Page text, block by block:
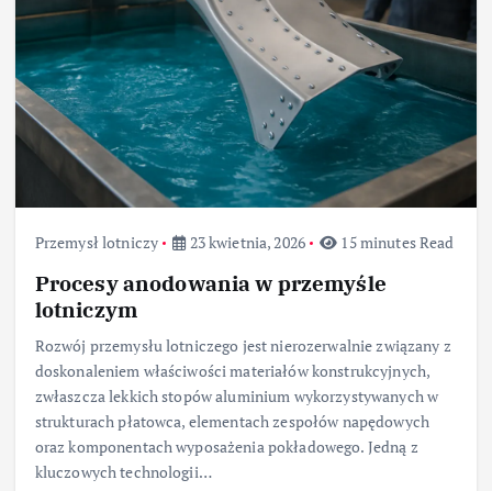
Przemysł lotniczy 23 kwietnia, 2026 15 minutes Read
Procesy anodowania w przemyśle
lotniczym
Rozwój przemysłu lotniczego jest nierozerwalnie związany z
doskonaleniem właściwości materiałów konstrukcyjnych,
zwłaszcza lekkich stopów aluminium wykorzystywanych w
strukturach płatowca, elementach zespołów napędowych
oraz komponentach wyposażenia pokładowego. Jedną z
kluczowych technologii…